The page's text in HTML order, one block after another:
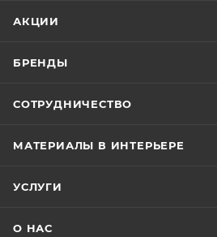
АКЦИИ
БРЕНДЫ
СОТРУДНИЧЕСТВО
МАТЕРИАЛЫ В ИНТЕРЬЕРЕ
УСЛУГИ
О НАС